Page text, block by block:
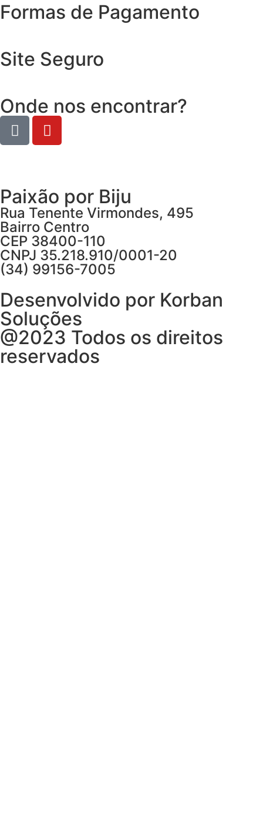
Formas de Pagamento
Site Seguro
Onde nos encontrar?
Paixão por Biju
Rua Tenente Virmondes, 495
Bairro Centro
CEP 38400-110
CNPJ 35.218.910/0001-20
(34) 99156-7005
Desenvolvido por Korban
Soluções
@2023 Todos os direitos
reservados